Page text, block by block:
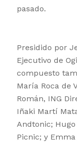
pasado.
Presidido por
Ejecutivo de
compuesto
María Roca de
Román, ING
Iñaki Martí
Andtonic;
Picnic; y